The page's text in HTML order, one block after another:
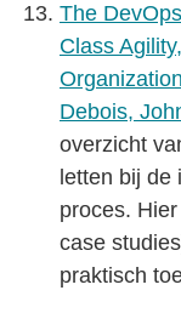
The
Class
Debois,
overzicht
letten bij
proces.
case
praktisch